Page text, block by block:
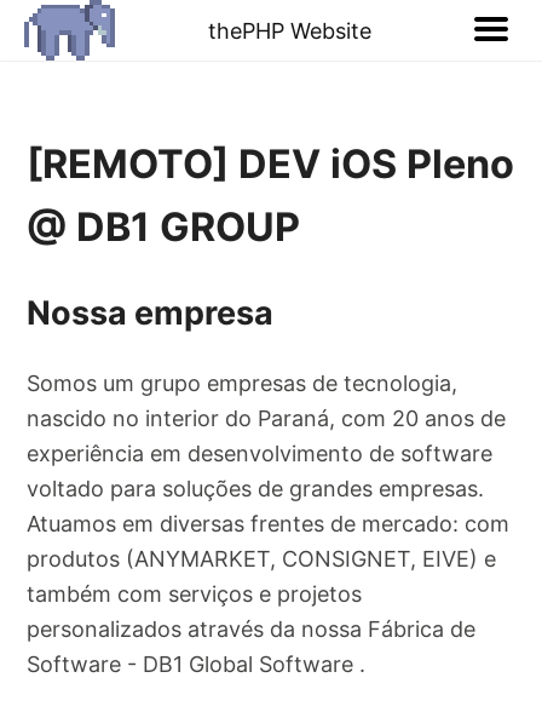
thePHP Website
[REMOTO] DEV iOS Pleno
@ DB1 GROUP
Nossa empresa
Somos um grupo empresas de tecnologia,
nascido no interior do Paraná, com 20 anos de
experiência em desenvolvimento de software
voltado para soluções de grandes empresas.
Atuamos em diversas frentes de mercado: com
produtos (ANYMARKET, CONSIGNET, EIVE) e
também com serviços e projetos
personalizados através da nossa Fábrica de
Software - DB1 Global Software .